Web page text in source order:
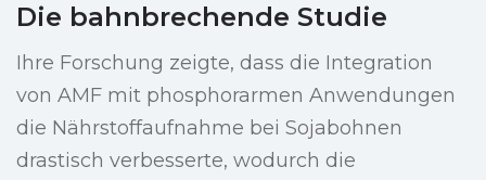
Die bahnbrechende Studie
Ihre Forschung zeigte, dass die Integration
von AMF mit phosphorarmen Anwendungen
die Nährstoffaufnahme bei Sojabohnen
drastisch verbesserte, wodurch die